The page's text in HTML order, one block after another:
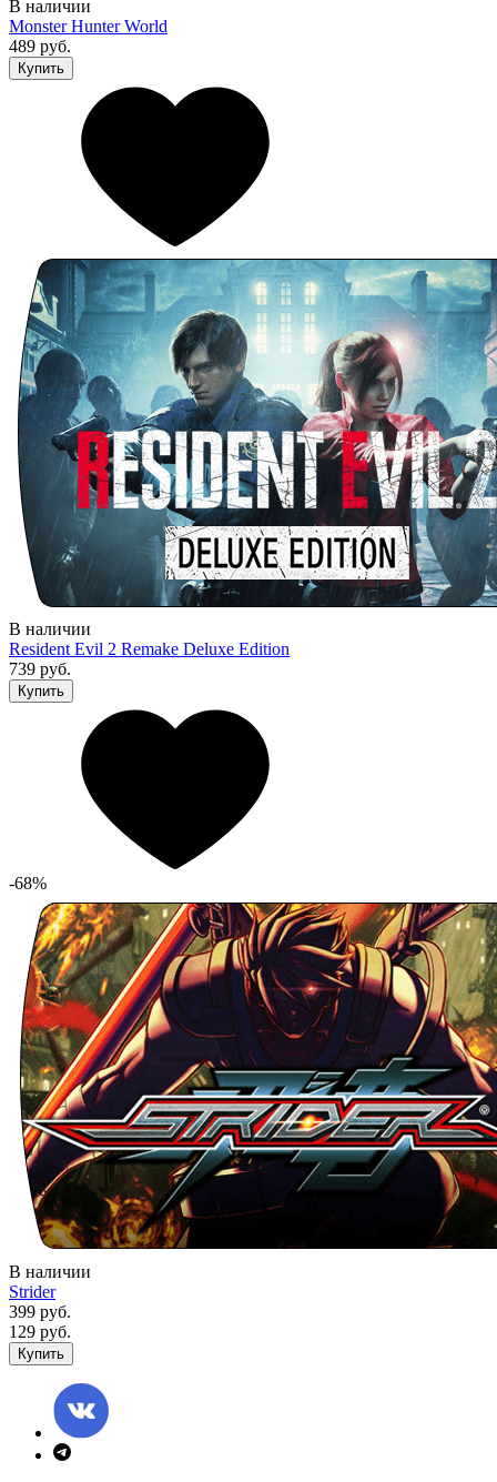
В наличии
Monster Hunter World
489 руб.
Купить
В наличии
Resident Evil 2 Remake Deluxe Edition
739 руб.
Купить
-68%
В наличии
Strider
399 руб.
129 руб.
Купить